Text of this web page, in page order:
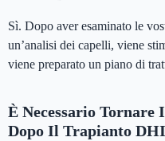
Sì. Dopo aver esaminato le
un’analisi dei capelli, viene
viene preparato un piano di
È Necessario
Dopo Il Trapianto